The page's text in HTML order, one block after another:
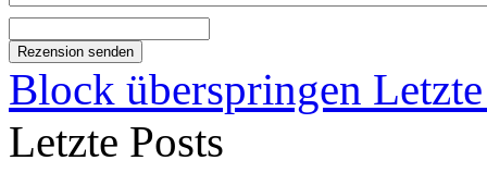
Block überspringen
Letzte Posts